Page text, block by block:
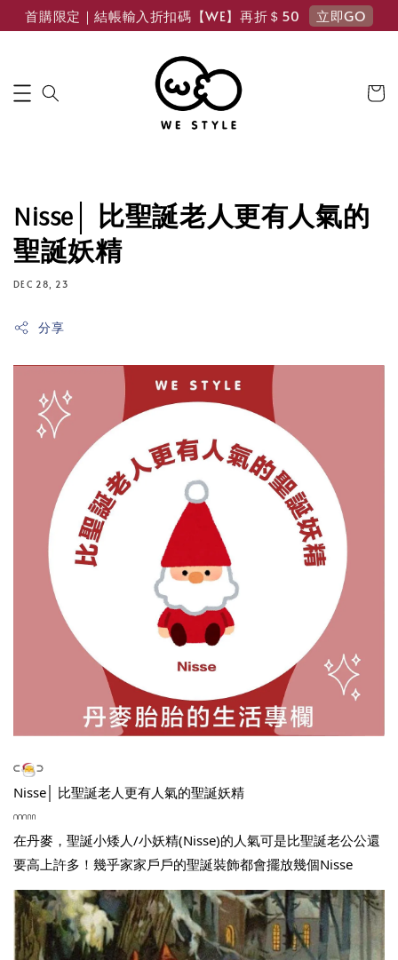
首購限定｜結帳輸入折扣碼【WE】再折＄50 立即GO
Nisse│ 比聖誕老人更有人氣的
聖誕妖精
DEC 28, 23
分享
𓍹
𓍻
Nisse│ 比聖誕老人更有人氣的聖誕妖精
𓎒
在丹麥，聖誕小矮人/小妖精(Nisse)的人氣可是比聖誕老公公還
要高上許多！幾乎家家戶戶的聖誕裝飾都會擺放幾個Nisse